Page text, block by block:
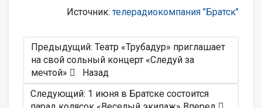
Источник: телерадиокомпания "Братск"
Предыдущий: Театр «Трубадур» приглашает
на свой сольный концерт «Следуй за
мечтой»
Назад
Следующий: 1 июня в Братске состоится